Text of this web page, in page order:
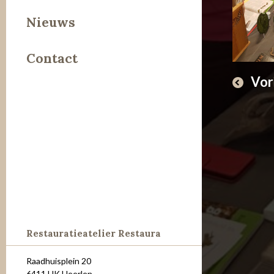
Leer
Steen
Nieuws
Contact
Restauratieatelier Restaura
Raadhuisplein 20